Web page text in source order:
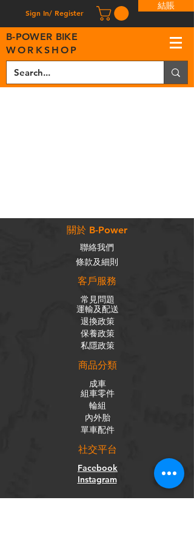
Sign In/ Register
結賬
B-POWER BIKE
WORKSHOP
關於 B-Power
聯絡我們
條款及細則
客戶服務
常見問題
運輸及配送
退換政策
保養政策
私隱政策
​商品分類
成車
組車零件
輪組
內外胎
單車配件
社交平台
Facebook
Instagram